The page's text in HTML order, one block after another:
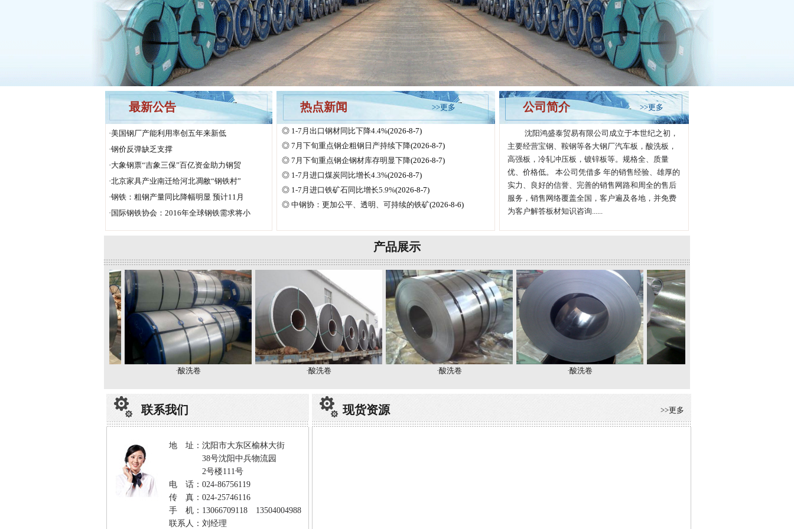
最新公告
·美国钢厂产能利用率创五年来新低
·钢价反弹缺乏支撑
·大象钢票“吉象三保”百亿资金助力钢贸
·北京家具产业南迁给河北凋敝“钢铁村”
·钢铁：粗钢产量同比降幅明显 预计11月
· 国际钢铁协会：2016年全球钢铁需求将小
热点新闻 >>更多
◎1-7月出口钢材同比下降4.4%(2026-8-7)
◎7月下旬重点钢企粗钢日产持续下降(2026-8-7)
◎7月下旬重点钢企钢材库存明显下降(2026-8-7)
◎1-7月进口煤炭同比增长4.3%(2026-8-7)
◎1-7月进口铁矿石同比增长5.9%(2026-8-7)
◎中钢协：更加公平、透明、可持续的铁矿(2026-8-6)
公司简介 >>更多
沈阳鸿盛泰贸易有限公司成立于本世纪之初，
主要经营宝钢、鞍钢等各大钢厂汽车板，酸洗板，
高强板，冷轧冲压板，镀锌板等。规格全、质量
优、价格低。 本公司凭借多 年的销售经验、雄厚的
实力、良好的信誉、完善的销售网路和周全的售后
服务，销售网络覆盖全国，客户遍及各地，并免费
为客户解答板材知识咨询......
产品展示
·酸洗卷 ·酸洗卷 ·酸洗卷 ·酸洗卷
联系我们
地 址：沈阳市大东区榆林大街
38号沈阳中兵物流园
2号楼111号
电 话：024-86756119
传 真：024-25746116
手 机：13066709118 13504004988
联系人：刘经理
现货资源 >>更多